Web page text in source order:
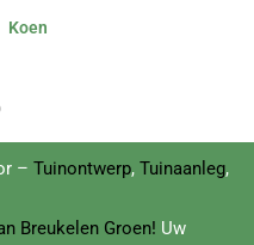
– Tuinontwerp, Tuinaanleg,
Breukelen Groen! Uw